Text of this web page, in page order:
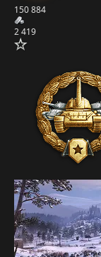
150 884
2 419